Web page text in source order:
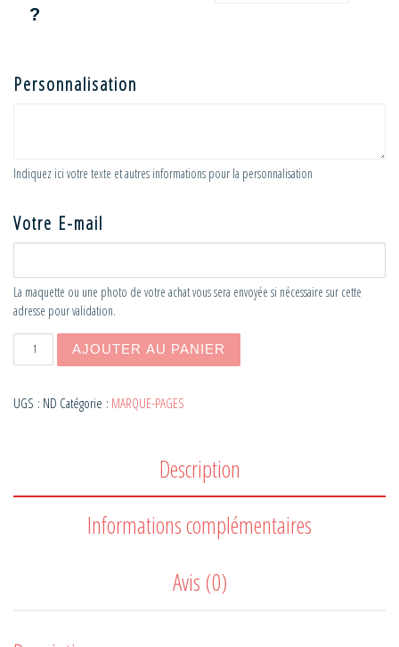
?
Personnalisation
Indiquez ici votre texte et autres informations pour la personnalisation
Votre E-mail
La maquette ou une photo de votre achat vous sera envoyée si nécessaire sur cette
adresse pour validation.
quantité de Marque-page Merci Maîtresse !
AJOUTER AU PANIER
UGS : ND Catégorie : MARQUE-PAGES
Description
Informations complémentaires
Avis (0)